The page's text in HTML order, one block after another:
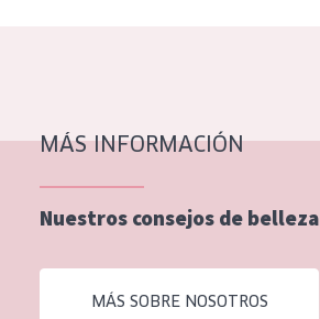
Piel expuesta al sol
Piel menopáusica
Todas las edades
MÁS INFORMACIÓN
Nuestros consejos de belleza
MÁS SOBRE NOSOTROS